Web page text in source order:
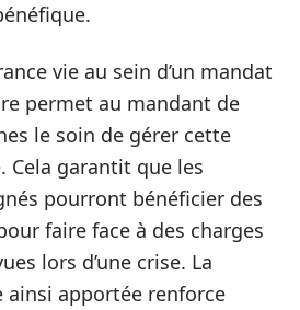
vie au sein d’un mandat
permet au mandant de
le soin de gérer cette
Cela garantit que les
pourront bénéficier des
faire face à des charges
lors d’une crise. La
ainsi apportée renforce